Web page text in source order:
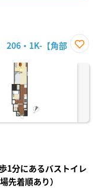
206・1K-【角部
に入
1分にあるバストイレ
先着順あり）